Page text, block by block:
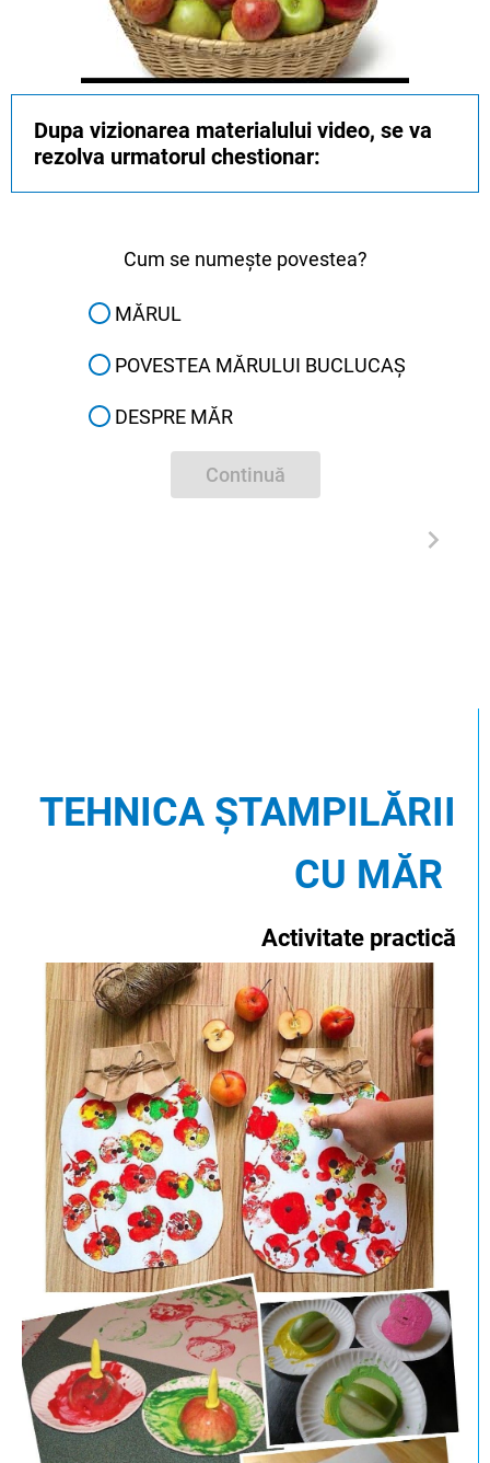
Dupa vizionarea materialului video, se va
rezolva urmatorul chestionar:
Cum se numește povestea?
MĂRUL
POVESTEA MĂRULUI BUCLUCAȘ
DESPRE MĂR
Continuă
TEHNICA ȘTAMPILĂRII
CU MĂR
Activitate practică